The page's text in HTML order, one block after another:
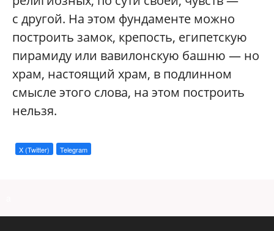
с другой. На этом фундаменте можно
построить замок, крепость, египетскую
пирамиду или вавилонскую башню — но
храм, настоящий храм, в подлинном
смысле этого слова, на этом построить
нельзя.
X (Twitter) Telegram